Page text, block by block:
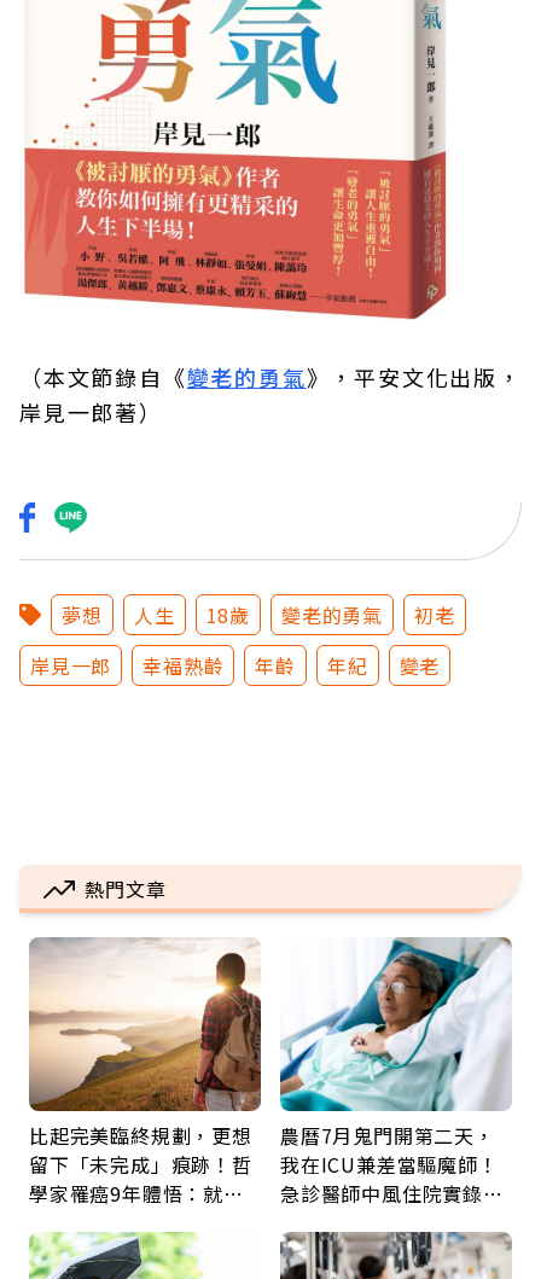
（本文節錄自《變老的勇氣》，平安文化出版，
岸見一郎著）
夢想 人生 18歲 變老的勇氣
初老
岸見一郎
幸福熟齡 年齡 年紀 變老
熱門文章
比起完美臨終規劃，更想
留下「未完成」痕跡！哲
學家罹癌9年體悟：就算
天相遇
農曆7月鬼門開第二天，
我在ICU兼差當驅魔師！
急診醫師中風住院實錄：